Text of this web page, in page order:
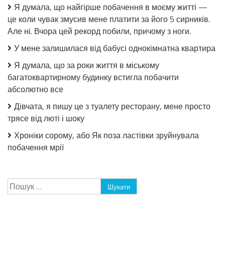
Я думала, що найгірше побачення в моєму житті —
це коли чувак змусив мене платити за його 5 сирників.
Але ні. Вчора цей рекорд побили, причому з ноги.
У мене залишилася від бабусі однокімнатна квартира
Я думала, що за роки життя в міському
багатоквартирному будинку встигла побачити
абсолютно все
Дівчата, я пишу це з туалету ресторану, мене просто
трясе від люті і шоку
Хроніки сорому, або Як поза ластівки зруйнувала
побачення мрії
Пошук: